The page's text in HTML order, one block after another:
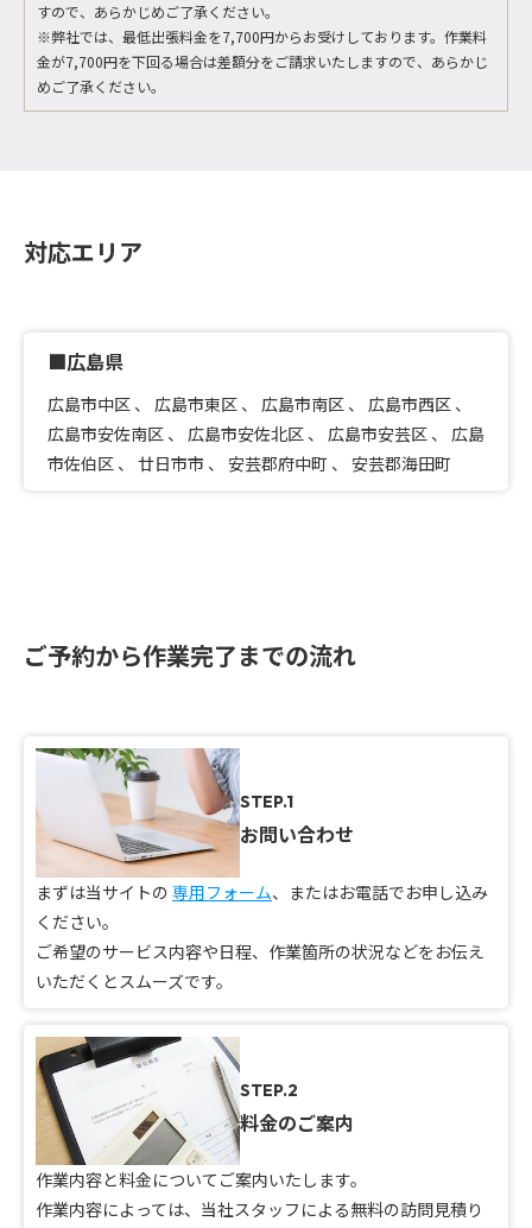
すので、あらかじめご了承ください。
※弊社では、最低出張料金を7,700円からお受けしております。作業料
金が7,700円を下回る場合は差額分をご請求いたしますので、あらかじ
めご了承ください。
対応エリア
■広島県
広島市中区 、 広島市東区 、 広島市南区 、 広島市西区 、
広島市安佐南区 、 広島市安佐北区 、 広島市安芸区 、 広島
市佐伯区 、 廿日市市 、 安芸郡府中町 、 安芸郡海田町
ご予約から作業完了までの流れ
STEP.1
お問い合わせ
まずは当サイトの 専用フォーム、またはお電話でお申し込み
ください。
ご希望のサービス内容や日程、作業箇所の状況などをお伝え
いただくとスムーズです。
STEP.2
料金のご案内
作業内容と料金についてご案内いたします。
作業内容によっては、当社スタッフによる無料の訪問見積り